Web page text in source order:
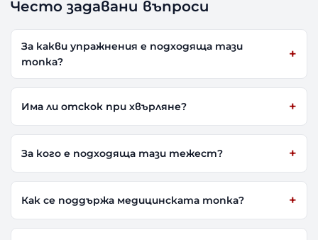
Често задавани въпроси
За какви упражнения е подходяща тази
топка?
Има ли отскок при хвърляне?
За кого е подходяща тази тежест?
Как се поддържа медицинската топка?